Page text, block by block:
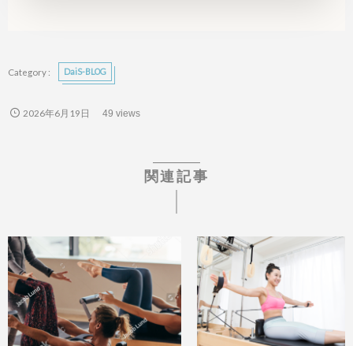
DaiS-BLOG
2026年6月19日 49 views
関連記事